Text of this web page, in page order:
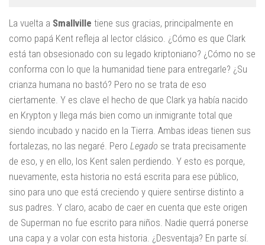
La vuelta a Smallville tiene sus gracias, principalmente en
como papá Kent refleja al lector clásico. ¿Cómo es que Clark
está tan obsesionado con su legado kriptoniano? ¿Cómo no se
conforma con lo que la humanidad tiene para entregarle? ¿Su
crianza humana no bastó? Pero no se trata de eso
ciertamente. Y es clave el hecho de que Clark ya había nacido
en Krypton y llega más bien como un inmigrante total que
siendo incubado y nacido en la Tierra. Ambas ideas tienen sus
fortalezas, no las negaré. Pero Legado se trata precisamente
de eso, y en ello, los Kent salen perdiendo. Y esto es porque,
nuevamente, esta historia no está escrita para ese público,
sino para uno que está creciendo y quiere sentirse distinto a
sus padres. Y claro, acabo de caer en cuenta que este origen
de Superman no fue escrito para niños. Nadie querrá ponerse
una capa y a volar con esta historia. ¿Desventaja? En parte sí.